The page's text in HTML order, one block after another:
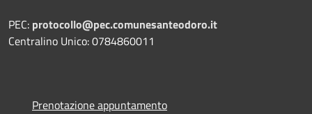
PEC: protocollo@pec.comunesanteodoro.it
Centralino Unico: 0784860011
Prenotazione appuntamento